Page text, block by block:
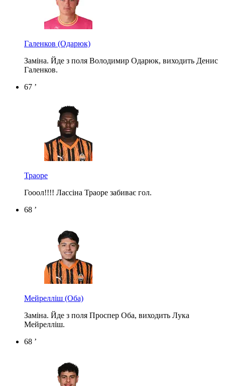
Галенков (Одарюк)
Заміна. Йде з поля Володимир Одарюк, виходить Денис
Галенков.
67 ’
Траоре
Гооол!!!! Лассіна Траоре забиває гол.
68 ’
Мейрелліш (Оба)
Заміна. Йде з поля Проспер Оба, виходить Лука
Мейрелліш.
68 ’